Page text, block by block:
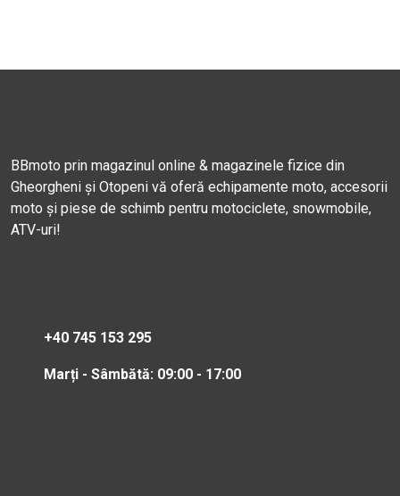
BBmoto prin magazinul online & magazinele fizice din
Gheorgheni și Otopeni vă oferă echipamente moto, accesorii
moto și piese de schimb pentru motociclete, snowmobile,
ATV-uri!
+40 745 153 295
Marți - Sâmbătă: 09:00 - 17:00